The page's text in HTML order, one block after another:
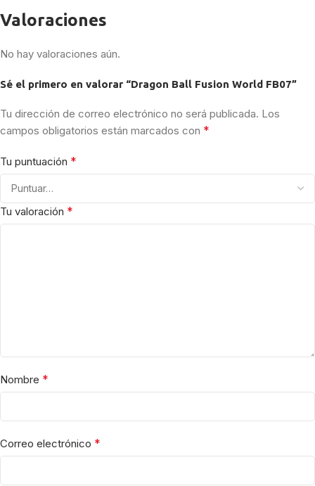
Valoraciones
No hay valoraciones aún.
Sé el primero en valorar “Dragon Ball Fusion World FB07”
Tu dirección de correo electrónico no será publicada. Los
campos obligatorios están marcados con *
Tu puntuación *
Tu valoración *
Nombre *
Correo electrónico *